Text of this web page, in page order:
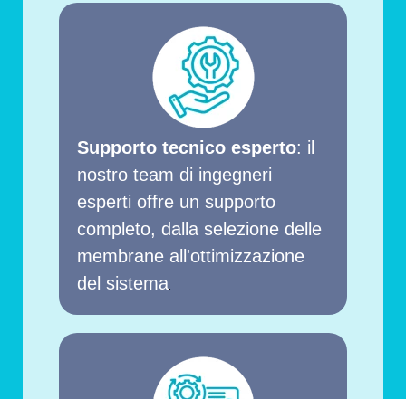
Supporto tecnico esperto: il
nostro team di ingegneri
esperti offre un supporto
completo, dalla selezione delle
membrane all'ottimizzazione
del sistema